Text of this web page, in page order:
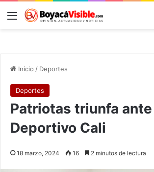
Menú
Inicio / Deportes
Deportes
Patriotas triunfa ante
Deportivo Cali
18 marzo, 2024 16 2 minutos de lectura